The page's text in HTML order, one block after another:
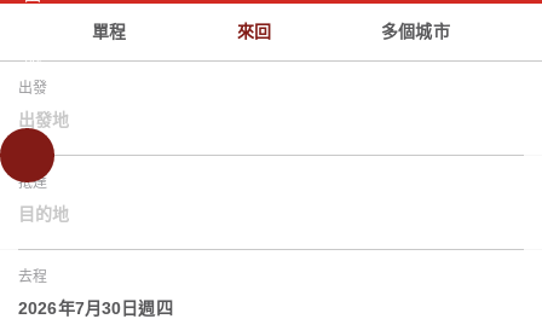
單程 來回 多個城市
出發
出發地
抵達
目的地
去程
2026年7月30日週四